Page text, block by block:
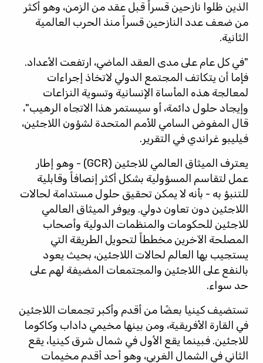
الذين ظلوا نازحين قسراً قبل عقد من الزمن، وهو أكثر
من ضعف عدد النازحين قسراً منذ الحرب العالمية
الثانية.
"في كل عام على مدى العقد الماضي، ارتفعت الأعداد.
فإما أن يتكاتف المجتمع الدولي لاتخاذ إجراءات
لمعالجة هذه المأساة الإنسانية وتسوية النزاعات
وإيجاد حلول دائمة، أو سيستمر هذا الاتجاه الرهيب"،
قال المفوض السامي للأمم المتحدة لشؤون اللاجئين،
فيليبو غراندي في التقرير.
يعترف الميثاق العالمي للاجئين (GCR) - وهو إطار
عمل لتقاسم المسؤولية بشكل أكثر إنصافاً وقابلية
للتنبؤ به - بأنه لا يمكن تحقيق حلول مستدامة لحالات
اللاجئين دون تعاون دولي. ويوفر الميثاق العالمي
للاجئين للحكومات والمنظمات الدولية وأصحاب
المصلحة الآخرين مخططاً لتحويل الطريقة التي
يستجيب بها العالم لحالات اللاجئين، بحيث يعود
بالنفع على اللاجئين والمجتمعات المضيفة لهم على
حد سواء.
تستضيف كينيا بعضًا من أقدم وأكبر تجمعات اللاجئين
في القارة الأفريقية، ومن بينها مخيمي داداب وكاكوما
للاجئين. فبينما يقع الأول في شمال شرق كينيا، يقع
الثاني في الشمال الغربي، وهو أحد أقدم مخيمات